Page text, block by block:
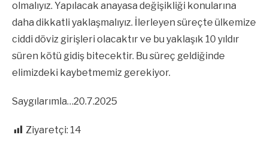
olmalıyız. Yapılacak anayasa değişikliği konularına
daha dikkatli yaklaşmalıyız. İlerleyen süreçte ülkemize
ciddi döviz girişleri olacaktır ve bu yaklaşık 10 yıldır
süren kötü gidiş bitecektir. Bu süreç geldiğinde
elimizdeki kaybetmemiz gerekiyor.
Saygılarımla…20.7.2025
Ziyaretçi: 14